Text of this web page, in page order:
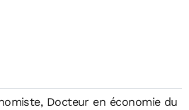
Docteur en économie du